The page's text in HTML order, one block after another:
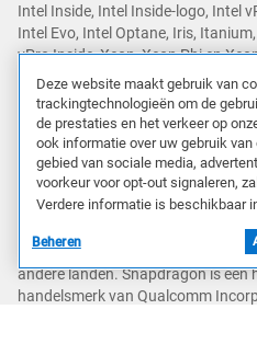
Intel Inside, Intel Inside-logo, Intel
Intel Evo, Intel Optane, Iris,
vPro Inside, Xeon, Xeon Phi en
Intel Corporation of haar
andere landen. AMD en het AMD
daarvan, zijn handelsmerken van
NVIDIA-logo, GeForce, GeForce
GTX, GeForce GTX Super, GRID,
DLSS, CUDA, FXAA, GameStream,
NVLINK, ShadowPlay, SLI, TXAA,
GeForce NOW, Maxwell, Pascal
geregistreerde handelsmerken
andere landen. Snapdragon is een
handelsmerk van Qualcomm
Deze website maakt gebruik van
trackingtechnologieën om de
de prestaties en het verkeer op
ook informatie over uw gebruik
gebied van sociale media,
voorkeur voor opt-out signaleren,
Verdere informatie is beschikbaar
Beheren